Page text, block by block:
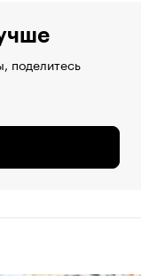
поделитесь